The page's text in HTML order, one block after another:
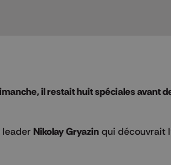
il restait huit spéciales avant
leader Nikolay Gryazin qui découvrait